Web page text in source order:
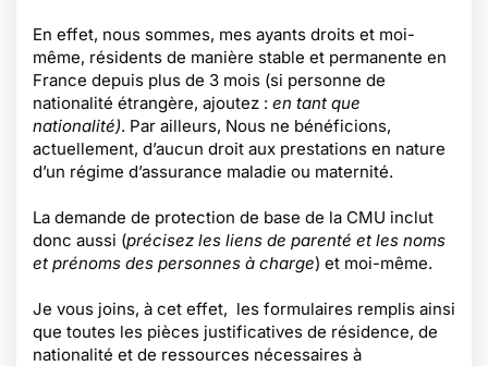
En effet, nous sommes, mes ayants droits et moi-
même, résidents de manière stable et permanente en
France depuis plus de 3 mois (si personne de
nationalité étrangère, ajoutez : en tant que
nationalité). Par ailleurs, Nous ne bénéficions,
actuellement, d’aucun droit aux prestations en nature
d’un régime d’assurance maladie ou maternité.
La demande de protection de base de la CMU inclut
donc aussi (précisez les liens de parenté et les noms
et prénoms des personnes à charge) et moi-même.
Je vous joins, à cet effet, les formulaires remplis ainsi
que toutes les pièces justificatives de résidence, de
nationalité et de ressources nécessaires à